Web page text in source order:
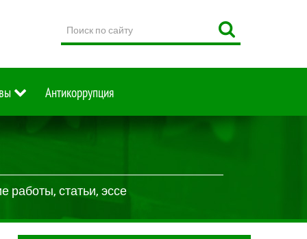
по
сайту
Антикоррупция
работы, статьи, эссе